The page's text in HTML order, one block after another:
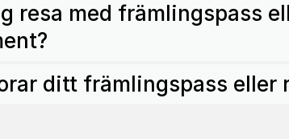
resa med främlingspass
ditt främlingspass eller